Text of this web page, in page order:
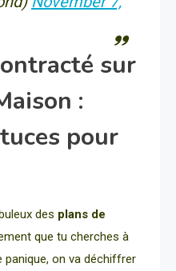
sur
:
pour
des plans de
que tu cherches à
on va déchiffrer